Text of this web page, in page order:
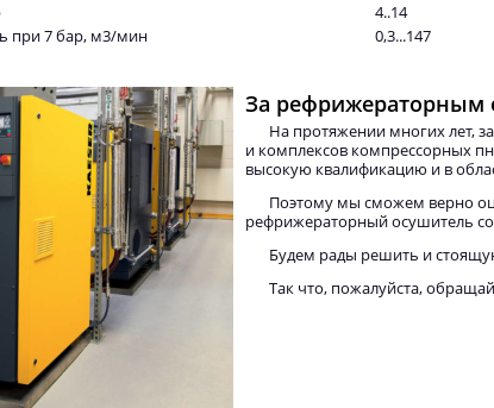
4..14
при 7 бар, м3/мин
0,3...147
За
На протяжении многих лет,
и комплексов компрессорных
высокую квалификацию и в
Поэтому мы сможем верно
рефрижераторный осушитель
Будем рады решить и
Так что, пожалуйста,